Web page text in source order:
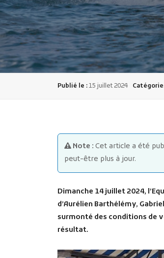
Publié le :15 juillet 2024
Note : Cet article a été
peut-être plus à jour.
Dimanche 14 juillet 2024,
d’Aurélien Barthélémy,
surmonté des conditions de
résultat.